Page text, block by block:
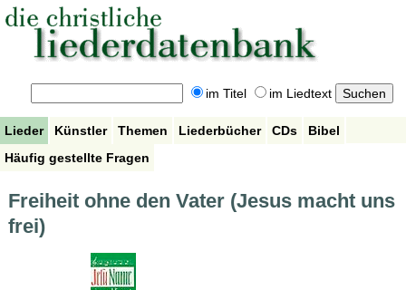
im Titel im Liedtext
Lieder Künstler Themen Liederbücher CDs
Bibel
Häufig gestellte Fragen
Freiheit ohne den Vater (Jesus macht uns
frei)